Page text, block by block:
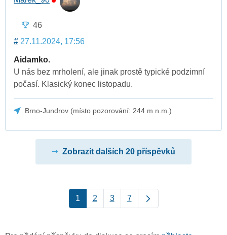
46
# 27.11.2024, 17:56
Aidamko.
U nás bez mrholení, ale jinak prostě typické podzimní
počasí. Klasický konec listopadu.
Brno-Jundrov (místo pozorování: 244 m n.m.)
Zobrazit dalších 20 příspěvků
1 2 3 7